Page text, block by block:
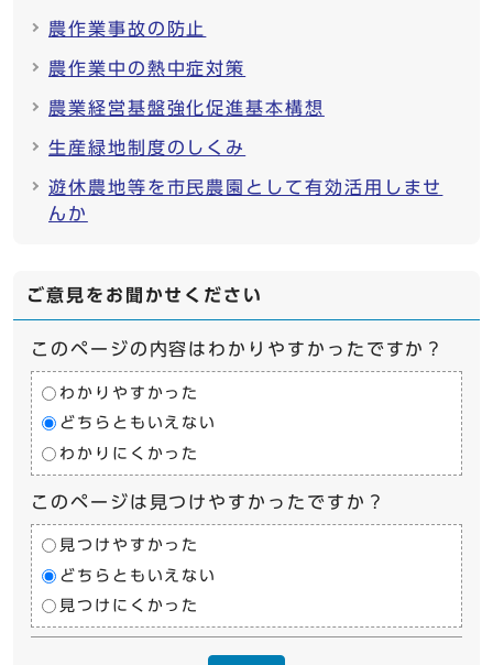
農作業事故の防止
農作業中の熱中症対策
農業経営基盤強化促進基本構想
生産緑地制度のしくみ
遊休農地等を市民農園として有効活用しませ
んか
ご意見をお聞かせください
このページの内容はわかりやすかったですか？
わかりやすかった
どちらともいえない
わかりにくかった
このページは見つけやすかったですか？
見つけやすかった
どちらともいえない
見つけにくかった